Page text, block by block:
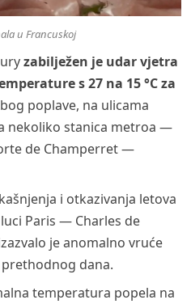
u Francuskoj
zabilježen je udar vjetra
s 27 na 15 °C za
poplave, na ulicama
nekoliko stanica metroa —
de Champerret —
i otkazivanja letova
Paris — Charles de
je anomalno vruće
dana.
temperatura popela na